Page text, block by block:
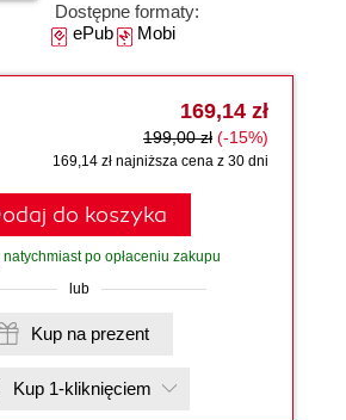
Dostępne formaty:
ePubMobi
169,14 zł
199,00 zł (-15%)
169,14 zł najniższa cena z 30 dni
do koszyka
natychmiast po opłaceniu zakupu
lub
Kup na prezent
Kup 1-kliknięciem